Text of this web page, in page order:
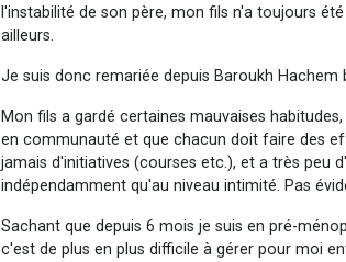
l'instabilité de son père, mon fils n'a toujours
ailleurs.
Je suis donc remariée depuis Baroukh Hachem
Mon fils a gardé certaines mauvaises
en communauté et que chacun doit faire des
jamais d'initiatives (courses etc.), et a très peu
indépendamment qu'au niveau intimité. Pas
Sachant que depuis 6 mois je suis en pré-
c'est de plus en plus difficile à gérer pour moi